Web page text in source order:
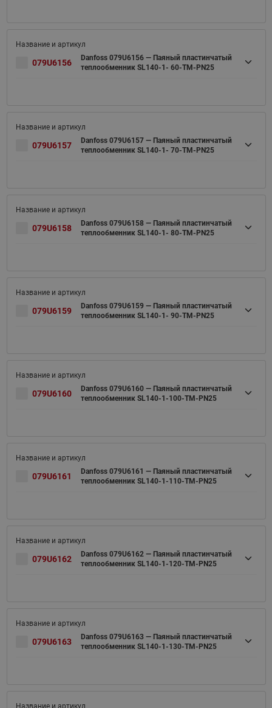
079U6156
Danfoss 079U6156 — Паяный пластинчатый
теплообменник SL140-1- 60-TM-PN25
079U6157
Danfoss 079U6157 — Паяный пластинчатый
теплообменник SL140-1- 70-TM-PN25
079U6158
Danfoss 079U6158 — Паяный пластинчатый
теплообменник SL140-1- 80-TM-PN25
079U6159
Danfoss 079U6159 — Паяный пластинчатый
теплообменник SL140-1- 90-TM-PN25
079U6160
Danfoss 079U6160 — Паяный пластинчатый
теплообменник SL140-1-100-TM-PN25
079U6161
Danfoss 079U6161 — Паяный пластинчатый
теплообменник SL140-1-110-TM-PN25
079U6162
Danfoss 079U6162 — Паяный пластинчатый
теплообменник SL140-1-120-TM-PN25
079U6163
Danfoss 079U6163 — Паяный пластинчатый
теплообменник SL140-1-130-TM-PN25